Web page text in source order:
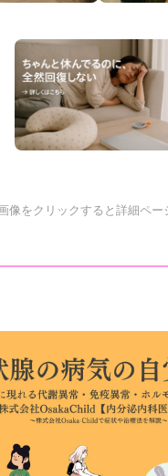
像をクリックすると詳細ペー